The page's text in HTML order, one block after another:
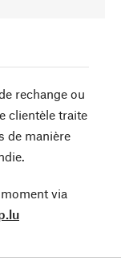
rechange ou
clientèle traite
de manière
via